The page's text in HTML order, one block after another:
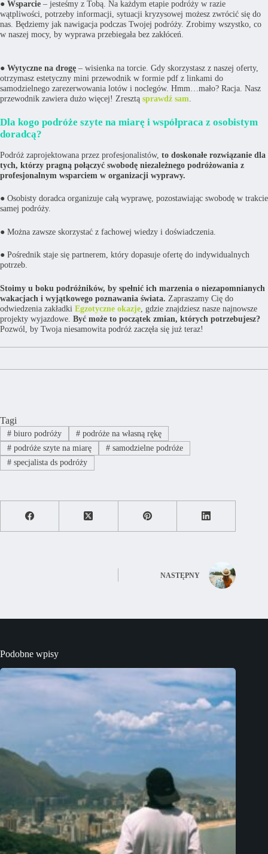
● Wsparcie – jesteśmy z Tobą. Na każdym etapie podróży w razie
wątpliwości, potrzeby informacji, sytuacji kryzysowej możesz zwrócić się do
nas. Będziemy jak nawigacja podczas Twojej podróży. Zrobimy wszystko, co
w naszej mocy, by wyprawa przebiegała bez zakłóceń.
● Wytyczne na drogę – wisienka na torcie. Gdy skorzystasz z naszej oferty,
otrzymasz estetyczny mini przewodnik w formie pdf z linkami do
samodzielnego zarezerwowania lotów i noclegów. Hmm…mało? Racja. Nasz
przewodnik zawiera dużo więcej! Zresztą sprawdź sam
Dla kogo podróże szyte na miarę i współpraca z osobistym
doradcą?
Podróż zaprojektowana przez profesjonalistów, to doskonałe rozwiązanie dla
tych, którzy pragną połączyć swobodę niezależnego podróżowania z
profesjonalnym wsparciem w organizacji wyprawy.
● Osobisty doradca organizuje całą wyprawę, pozostawiając swobodę w trakcie
samej podróży.
● Można zawsze skorzystać z fachowej wiedzy i doświadczenia.
● Pośrednik staje się partnerem, który dopasuje ofertę do indywidualnych
potrzeb.
Stoimy u boku podróżników, by spełnić ich marzenia o niezapomnianych
wakacjach i wyjątkowego poznawania świata. Zapraszamy Cię do
odwiedzenia zakładki Egzotyczne okazje , gdzie znajdziesz nasze najnowsze
projekty wyjazdowe. Być może to początek zmian, których potrzebujesz?
Pozwól, by Twoja niesamowita podróż zaczęła się już teraz!
Tagi
#biuro podróży #podróże na własną rękę
#podróże szyte na miarę #samodzielne podróże
#specjalista ds podróży
NASTĘPNY
Podobne wpisy